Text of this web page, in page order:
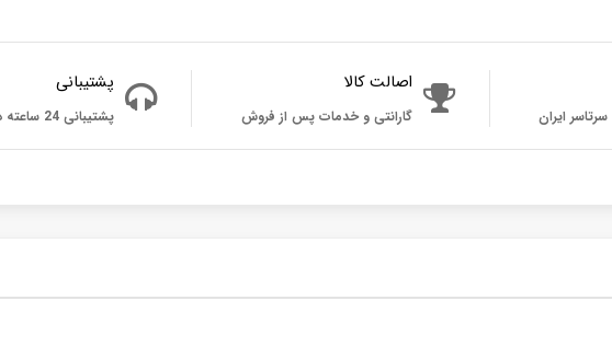
ایران
اصالت کالا
گارانتی و خدمات پس از فروش
پشتیبانی
پشتیبانی 24 ساعته در 7 روز هفته